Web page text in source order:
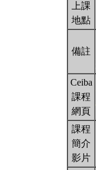
上課
地點
備註
Ceiba
課程
網頁
課程
簡介
影片